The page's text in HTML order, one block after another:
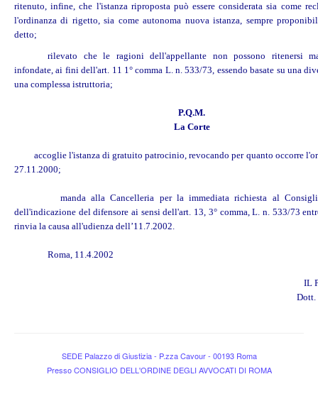
ritenuto, infine, che l'istanza riproposta può essere considerata sia come
l'ordinanza di rigetto, sia come autonoma nuova istanza, sempre
detto;
rilevato che le ragioni dell'appellante non possono ritenersi
infondate, ai fini dell'art. 11 1° comma L. n. 533/73, essendo basate su una
una complessa istruttoria;
P.Q.M.
La Corte
accoglie l'istanza di gratuito patrocinio, revocando per quanto occorre
27.11.2000;
manda alla Cancelleria per la immediata richiesta al
dell'indicazione del difensore ai sensi dell'art. 13, 3° comma, L. n.
rinvia la causa all'udienza dell’11.7.2002.
Roma, 11.4.2002
IL
Dott.
SEDE Palazzo di Giustizia - P.zza Cavour - 00193 Roma
Presso CONSIGLIO DELL'ORDINE DEGLI AVVOCATI DI ROMA